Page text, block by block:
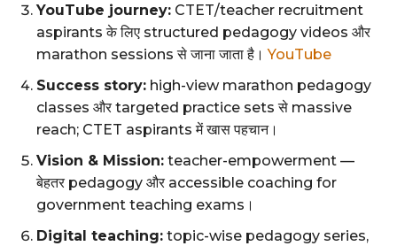
YouTube journey: CTET/teacher recruitment
aspirants के लिए structured pedagogy videos और
marathon sessions से जाना जाता है। YouTube
Success story: high-view marathon pedagogy
classes और targeted practice sets से massive
reach; CTET aspirants में खास पहचान।
Vision & Mission: teacher-empowerment —
बेहतर pedagogy और accessible coaching for
government teaching exams।
Digital teaching: topic-wise pedagogy series,